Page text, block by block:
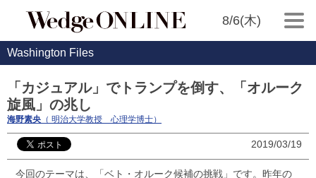
8/6(木)
Washington Files
「カジュアル」でトランプを倒す、「オルーク
旋風」の兆し
海野素央 （ 明治大学教授 心理学博士）
2019/03/19
今回のテーマは、「ベト・オルーク候補の挑戦」です。昨年の